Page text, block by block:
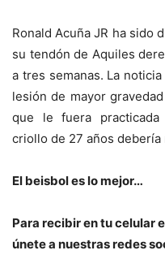
Ronald Acuña JR ha sido
su tendón de Aquiles
a tres semanas. La
lesión de mayor
que le fuera practicada
criollo de 27 años
El beisbol es lo mejor…
Para recibir en tu celular
únete a nuestras redes